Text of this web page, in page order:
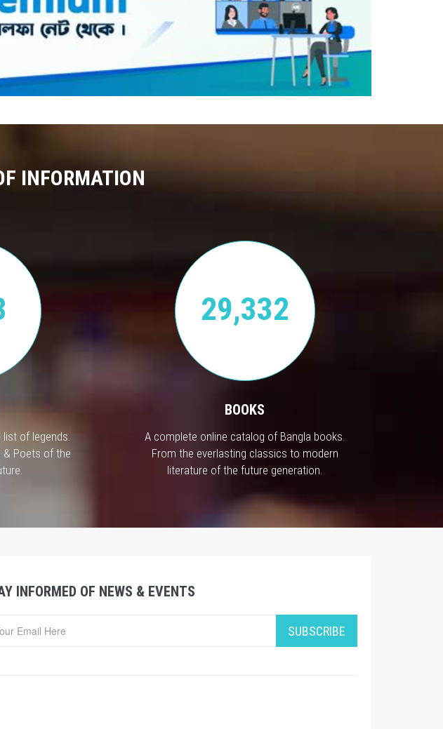
INFORMATION
of legends.
& Poets of the
29,332
BOOKS
A complete online catalog of Bangla books.
From the everlasting classics to modern
literature of the future generation.
INFORMED OF NEWS & EVENTS
SUBSCRIBE